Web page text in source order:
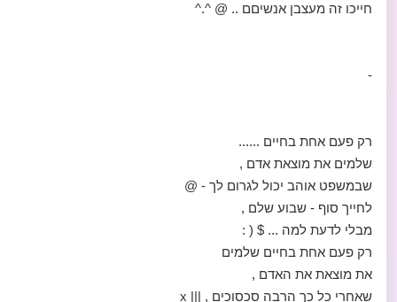
חייכו זה מעצבן אנשיםם .. @ ^.^
-
רק פעם אחת בחיים ......
שלמים את מוצאת אדם ,
שבמשפט אוהב יכול לגרום לך - @
לחייך סוף - שבוע שלם ,
מבלי לדעת למה ... $ ( :
רק פעם אחת בחיים שלמים
את מוצאת את האדם ,
שאחרי כל כך הרבה סכסוכים , ||| x